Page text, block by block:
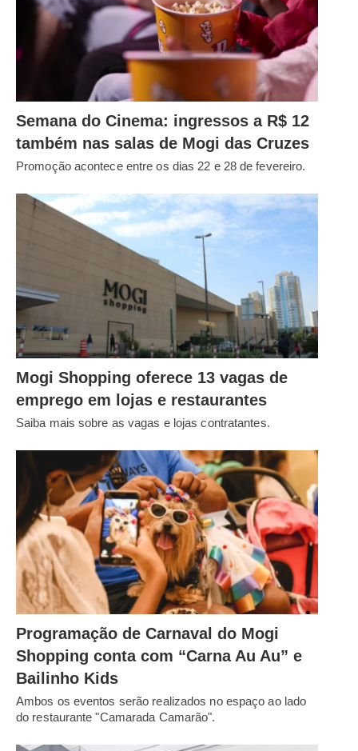
Semana do Cinema: ingressos a R$ 12
também nas salas de Mogi das Cruzes
Promoção acontece entre os dias 22 e 28 de fevereiro.
Mogi Shopping oferece 13 vagas de
emprego em lojas e restaurantes
Saiba mais sobre as vagas e lojas contratantes.
Programação de Carnaval do Mogi
Shopping conta com “Carna Au Au” e
Bailinho Kids
Ambos os eventos serão realizados no espaço ao lado
do restaurante "Camarada Camarão".